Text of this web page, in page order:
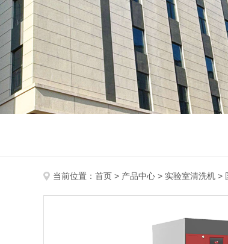
当前位置： 首页 > 产品中心 > 实验室清洗机 >